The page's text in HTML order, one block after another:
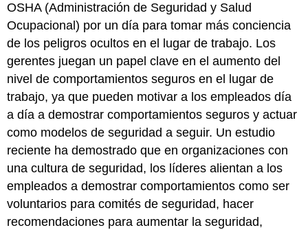
OSHA (Administración de Seguridad y Salud
Ocupacional) por un día para tomar más conciencia
de los peligros ocultos en el lugar de trabajo. Los
gerentes juegan un papel clave en el aumento del
nivel de comportamientos seguros en el lugar de
trabajo, ya que pueden motivar a los empleados día
a día a demostrar comportamientos seguros y actuar
como modelos de seguridad a seguir. Un estudio
reciente ha demostrado que en organizaciones con
una cultura de seguridad, los líderes alientan a los
empleados a demostrar comportamientos como ser
voluntarios para comités de seguridad, hacer
recomendaciones para aumentar la seguridad,